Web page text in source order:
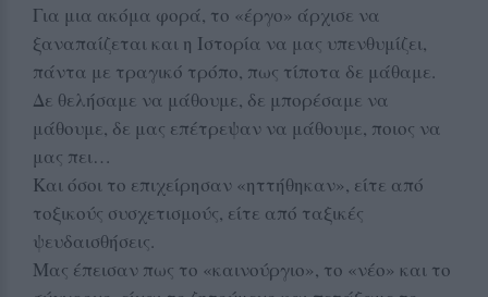
Για μια ακόμα φορά, το «έργο» άρχισε να
ξαναπαίζεται και η Ιστορία να μας υπενθυμίζει,
πάντα με τραγικό τρόπο, πως τίποτα δε μάθαμε.
Δε θελήσαμε να μάθουμε, δε μπορέσαμε να
μάθουμε, δε μας επέτρεψαν να μάθουμε, ποιος να
μας πει…
Και όσοι το επιχείρησαν «ηττήθηκαν», είτε από
τοξικούς συσχετισμούς, είτε από ταξικές
ψευδαισθήσεις.
Μας έπεισαν πως το «καινούργιο», το «νέο» και το